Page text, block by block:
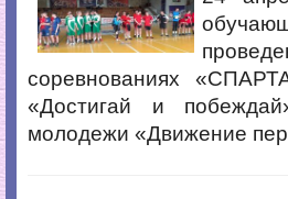
соревнованиях
«Достигай и
молодежи «Движение